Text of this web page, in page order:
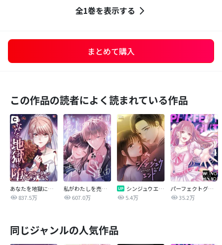
全1巻を表示する
まとめて購入
この作品の読者によく読まれている作品
あなたを地獄に堕とすまで
837.5万
私がわたしを売る理由
607.0万
シンジュウエンド【タテヨミ】
5.4万
パーフェクトグリッター
35.2万
同じジャンルの人気作品